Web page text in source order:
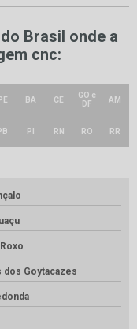
Brasil onde a
cnc:
PE BA CE
GO e
DF
AM
PI RN RO RR
dos Goytacazes